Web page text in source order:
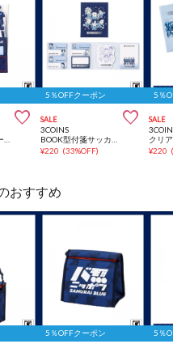

5％OFFクーポン
SALE 
3COINS
¥220 (33%OFF)
5％
SALE
¥220
おすすめ
5％OFFクーポン 5％